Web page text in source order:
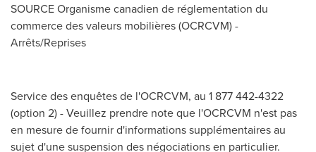
SOURCE Organisme canadien de réglementation du
commerce des valeurs mobilières (OCRCVM) -
Arrêts/Reprises
Service des enquêtes de l'OCRCVM, au 1 877 442-4322
(option 2) - Veuillez prendre note que l'OCRCVM n'est pas
en mesure de fournir d'informations supplémentaires au
sujet d'une suspension des négociations en particulier.